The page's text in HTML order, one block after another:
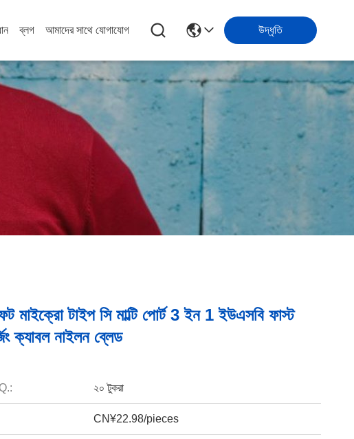
ব্লগ আমাদের সাথে যোগাযোগ উদ্ধৃতি
মাইক্রো টাইপ সি মাল্টি পোর্ট 3 ইন 1 ইউএসবি ফাস্ট
ক্যাবল নাইলন ব্লেড
২০ টুকরা
CN¥22.98/pieces